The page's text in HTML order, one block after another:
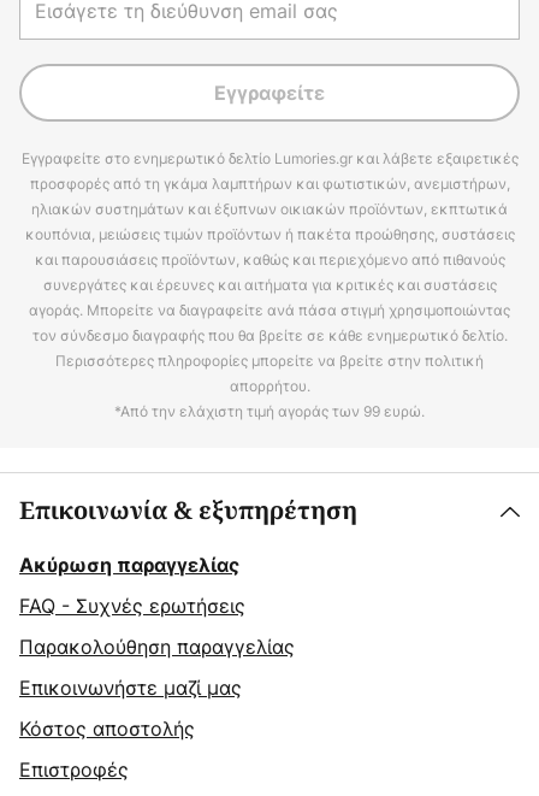
Εγγραφείτε
Εγγραφείτε στο ενημερωτικό δελτίο Lumories.gr και λάβετε εξαιρετικές
προσφορές από τη γκάμα λαμπτήρων και φωτιστικών, ανεμιστήρων,
ηλιακών συστημάτων και έξυπνων οικιακών προϊόντων, εκπτωτικά
κουπόνια, μειώσεις τιμών προϊόντων ή πακέτα προώθησης, συστάσεις
και παρουσιάσεις προϊόντων, καθώς και περιεχόμενο από πιθανούς
συνεργάτες και έρευνες και αιτήματα για κριτικές και συστάσεις
αγοράς. Μπορείτε να διαγραφείτε ανά πάσα στιγμή χρησιμοποιώντας
τον σύνδεσμο διαγραφής που θα βρείτε σε κάθε ενημερωτικό δελτίο.
Περισσότερες πληροφορίες μπορείτε να βρείτε στην πολιτική
απορρήτου.
*Από την ελάχιστη τιμή αγοράς των 99 ευρώ.
Επικοινωνία & εξυπηρέτηση
Ακύρωση παραγγελίας
FAQ - Συχνές ερωτήσεις
Παρακολούθηση παραγγελίας
Επικοινωνήστε μαζί μας
Κόστος αποστολής
Επιστροφές